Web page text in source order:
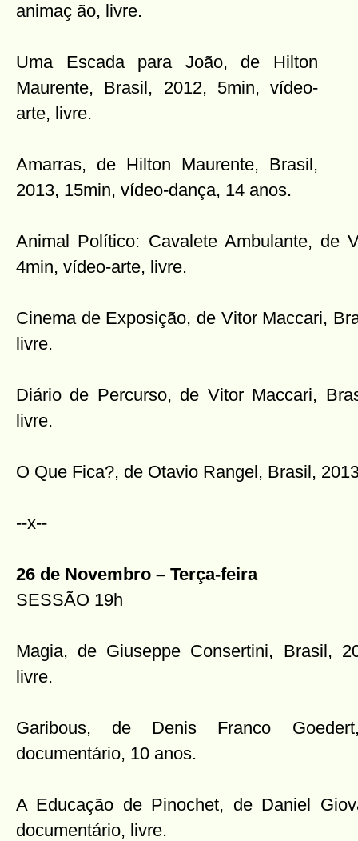
animaç ão, livre.
Uma Escada para João, de Hilton
Maurente, Brasil, 2012, 5min, vídeo-
arte, livre.
Amarras, de Hilton Maurente, Brasil,
2013, 15min, vídeo-dança, 14 anos.
Animal Político: Cavalete Ambulante, de
4min, vídeo-arte, livre.
Cinema de Exposição, de Vitor Maccari,
livre.
Diário de Percurso, de Vitor Maccari,
livre.
O Que Fica?, de Otavio Rangel, Brasil,
--x--
26 de Novembro – Terça-feira
SESSÃO 19h
Magia, de Giuseppe Consertini, Brasil,
livre.
Garibous, de Denis Franco
documentário, 10 anos.
A Educação de Pinochet, de Daniel
documentário, livre.